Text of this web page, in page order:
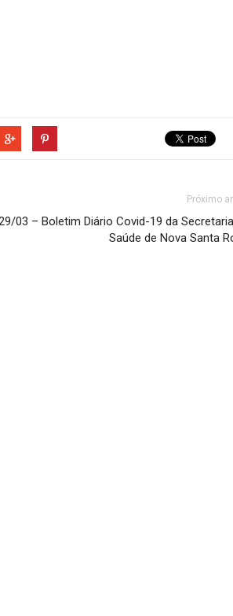
Próximo
03 – Boletim Diário Covid-19 da
Saúde de Nova Santa